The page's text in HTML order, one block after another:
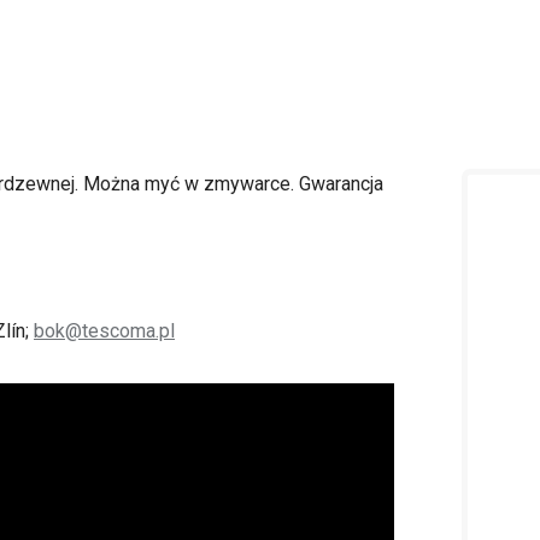
Można myć w zmywarce. Gwarancja
bok@tescoma.pl